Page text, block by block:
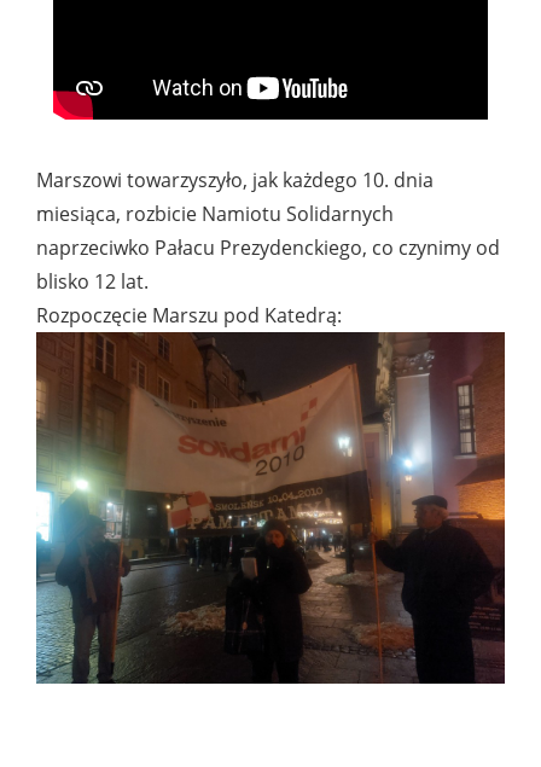
Marszowi towarzyszyło, jak każdego 10. dnia
miesiąca, rozbicie Namiotu Solidarnych
naprzeciwko Pałacu Prezydenckiego, co czynimy od
blisko 12 lat.
Rozpoczęcie Marszu pod Katedrą: